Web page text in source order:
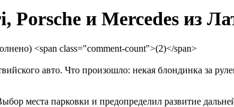
Porsche и Mercedes из
авто. Что произошло: некая блондинка за
места парковки и предопределил развитие